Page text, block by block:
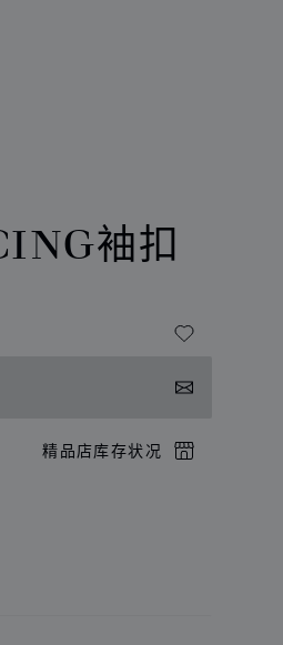
袖扣
精品店库存状况